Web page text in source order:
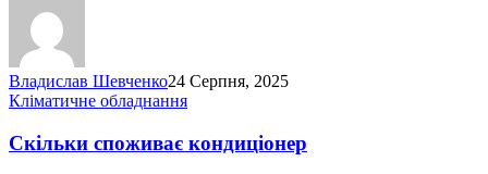
Владислав Шевченко24 Серпня, 2025
Скільки
кондиціонер
Кліматичне обладнання
Скільки споживає кондиціонер